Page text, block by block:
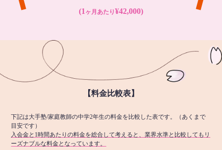
(1 ヶ月あたり¥42,000)
【料金比較表】
下記は大手塾/家庭教師の中学2年生の料金を比較した表です。（あくまで
目安です）
入会金と1時間あたりの料金を総合して考えると、業界水準と比較してもリ
ーズナブルな料金となっています。